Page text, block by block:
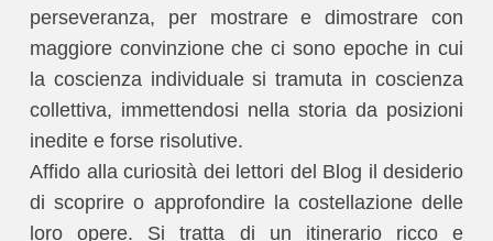
perseveranza, per mostrare e dimostrare con
maggiore convinzione che ci sono epoche in cui
la coscienza individuale si tramuta in coscienza
collettiva, immettendosi nella storia da posizioni
inedite e forse risolutive.
Affido alla curiosità dei lettori del Blog il desiderio
di scoprire o approfondire la costellazione delle
loro opere. Si tratta di un itinerario ricco e